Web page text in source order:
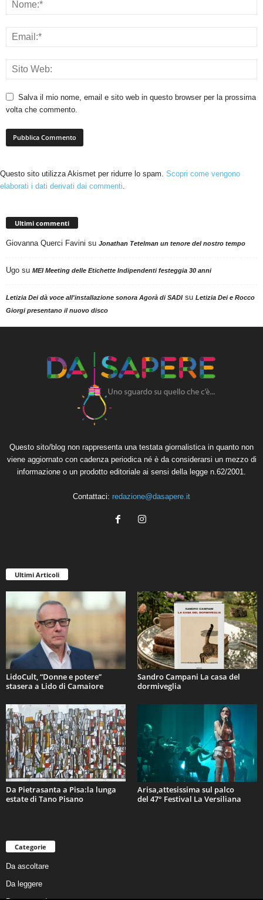
Salva il mio nome, email e sito web in questo browser per la prossima
volta che commento.
Questo sito utilizza Akismet per ridurre lo spam. Scopri come vengono
elaborati i dati derivati dai commenti.
Ultimi commenti
Giovanna Querci Favini su Jonathan Tetelman un tenore del nostro tempo
Ugo su MEI Meeting delle Etichette Indipendenti festeggia 30 anni
Letizia Dei dà voce all'installazione sonora Agorà di SADIsu Letizia Dei e Rocco
Giorgi presentano il nuovo disco
Questo sito/blog non rappresenta una testata giornalistica in quanto non
viene aggiornato con cadenza periodica né è da considerarsi un mezzo di
informazione o un prodotto editoriale ai sensi della legge n.62/2001.
Contattaci: redazione@dasapere.it
Ultimi Articoli
LidoCult, “Donne e potere”
stasera a Lido di Camaiore
Sandro Campani La casa del
dormiveglia
Da Pietrasanta a Pisa:la lunga
estate di Tano Pisano
Arisa,attesissima sul palco
del 47° Festival La Versiliana
Categorie
Da ascoltare
Da leggere